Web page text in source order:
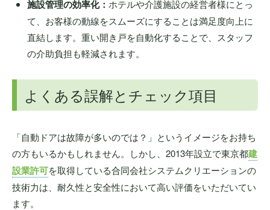
施設管理の効率化： ホテルや介護施設の経営者様にとっ
て、お客様の動線をスムーズにすることは満足度向上に
直結します。重い開き戸を自動化することで、スタッフ
の介助負担も軽減されます。
よくある誤解とチェック項目
「自動ドアは故障が多いのでは？」というイメージをお持ち
の方もいるかもしれません。しかし、2013年設立で東京都建
設業許可を取得している合同会社システムクリエーションの
技術力は、耐久性と安全性において高い評価をいただいてい
ます。